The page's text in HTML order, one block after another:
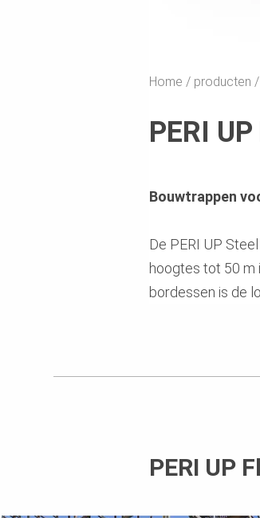
Home producten
PERI
Bouwtrappen
De PERI UP
hoogtes tot 50 m
bordessen is de
PERI UP